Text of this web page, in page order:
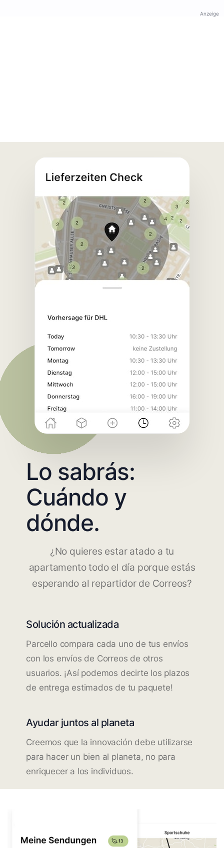
Anzeige
Lo sabrás:
Cuándo y
dónde.
¿No quieres estar atado a tu
apartamento todo el día porque estás
esperando al repartidor de Correos?
Solución actualizada
Parcello compara cada uno de tus envíos
con los envíos de Correos de otros
usuarios. ¡Así podemos decirte los plazos
de entrega estimados de tu paquete!
Ayudar juntos al planeta
Creemos que la innovación debe utilizarse
para hacer un bien al planeta, no para
enriquecer a los individuos.